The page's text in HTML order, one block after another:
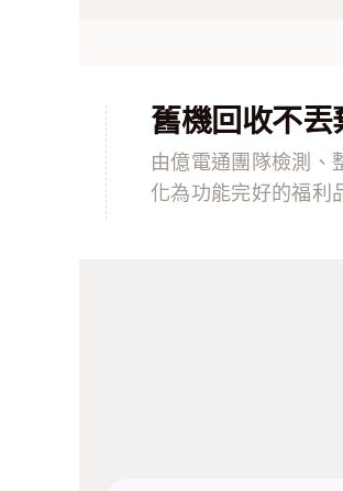
舊機回收不丟
由億電通團隊檢測、
化為功能完好的福利